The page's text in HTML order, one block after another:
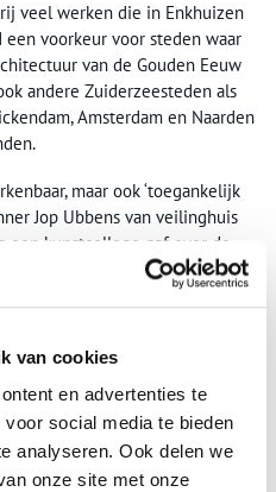
van cookies
en advertenties te
social media te bieden
analyseren. Ook delen we
onze site met onze
veel werken die in Enkhuizen
voorkeur voor steden waar
van de Gouden Eeuw
andere Zuiderzeesteden als
Amsterdam en Naarden
maar ook ‘toegankelijk
Jop Ubbens van veilinghuis
een kunstcollege gaf over de
schilderen uit de
Alkmaar zijn daar goede